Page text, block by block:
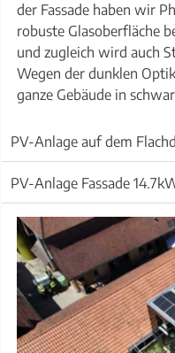
der Fassade haben wir
robuste Glasoberfläche
und zugleich wird auch
Wegen der dunklen
ganze Gebäude in
PV-Anlage auf dem
PV-Anlage Fassade